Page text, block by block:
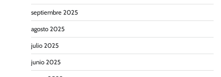
septiembre 2025
agosto 2025
julio 2025
junio 2025